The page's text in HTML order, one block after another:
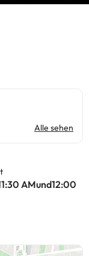
Alle sehen
AMund12:00